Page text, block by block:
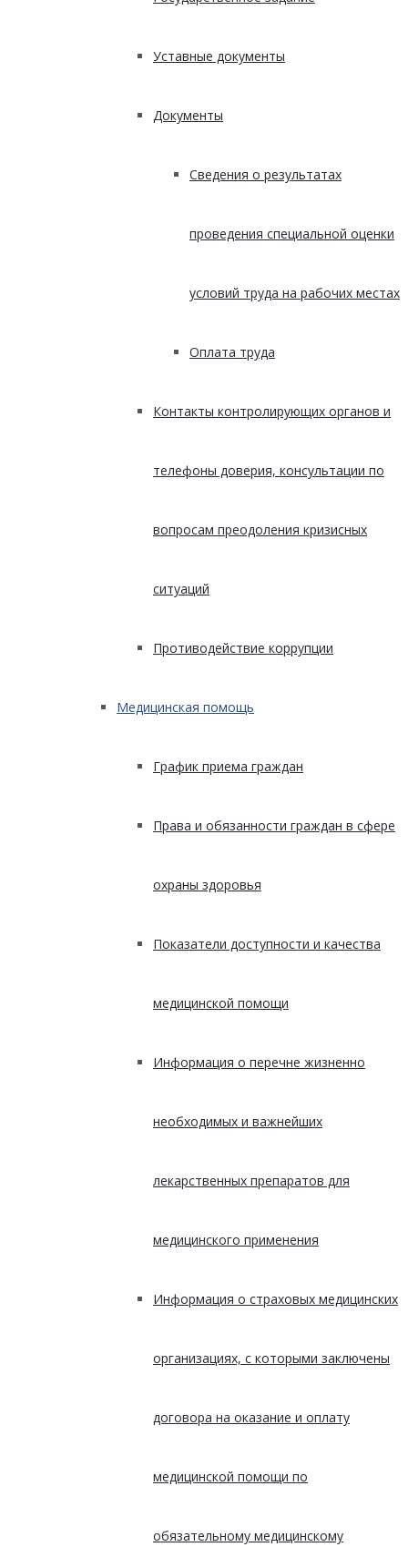
Уставные документы
Документы
Сведения о результатах
проведения специальной оценки
условий труда на рабочих местах
Оплата труда
Контакты контролирующих органов и
телефоны доверия, консультации по
вопросам преодоления кризисных
ситуаций
Противодействие коррупции
Медицинская помощь
График приема граждан
Права и обязанности граждан в сфере
охраны здоровья
Показатели доступности и качества
медицинской помощи
Информация о перечне жизненно
необходимых и важнейших
лекарственных препаратов для
медицинского применения
Информация о страховых медицинских
организациях, с которыми заключены
договора на оказание и оплату
медицинской помощи по
обязательному медицинскому